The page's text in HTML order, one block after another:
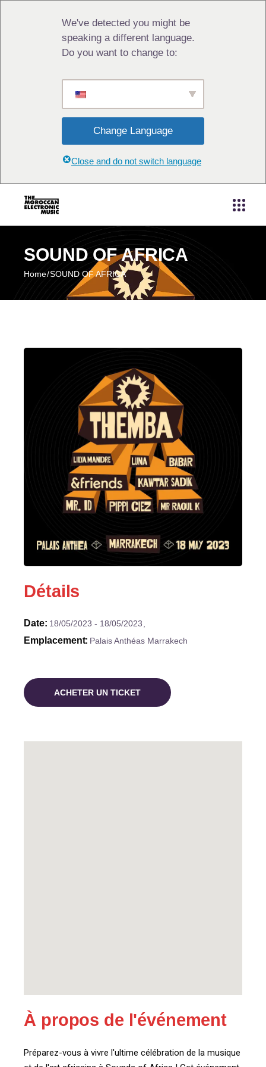
We've detected you might be
speaking a different language.
Do you want to change to:
Change Language
Close and do not switch language
SOUND OF AFRICA
Home SOUND OF AFRICA
Détails
Date 18/05/2023 18/05/2023
Emplacement Palais Anthéas Marrakech
ACHETER UN TICKET
À propos de l'événement
Préparez-vous à vivre l'ultime célébration de la musique